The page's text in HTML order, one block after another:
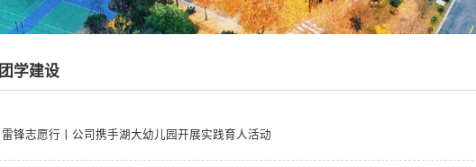
团学建设
雷锋志愿行丨公司携手湖大幼儿园开展实践育人活动